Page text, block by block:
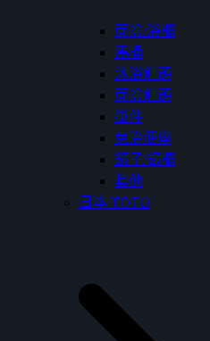
面盆/浴櫃
馬桶
沐浴龍頭
面盆龍頭
掛件
免治便座
鏡子/鏡櫃
其他
日本 TOTO